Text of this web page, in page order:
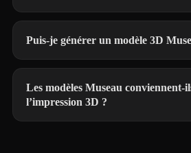
Puis-je générer un modèle 3D
Les modèles Museau conviennent-
l’impression 3D ?